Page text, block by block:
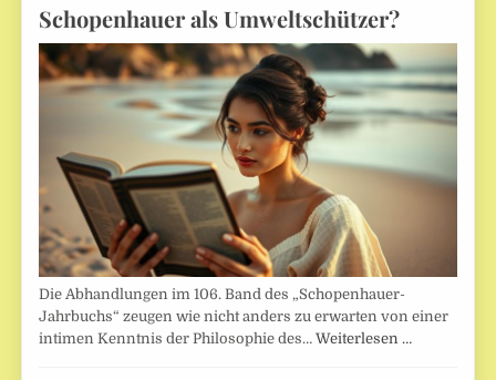
Schopenhauer als Umweltschützer?
Die Abhandlungen im 106. Band des „Schopenhauer-
Jahrbuchs“ zeugen wie nicht anders zu erwarten von einer
intimen Kenntnis der Philosophie des…Weiterlesen …